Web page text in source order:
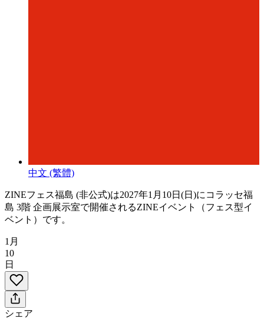
中文 (繁體)
ZINEフェス福島 (非公式)は2027年1月10日(日)にコラッセ福
島 3階 企画展示室で開催されるZINEイベント（フェス型イ
ベント）です。
1月
10
日
シェア